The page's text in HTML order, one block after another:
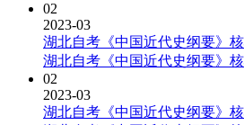
02
2023-03
湖北自考《中国近代史纲要》核
湖北自考《中国近代史纲要》核
02
2023-03
湖北自考《中国近代史纲要》核